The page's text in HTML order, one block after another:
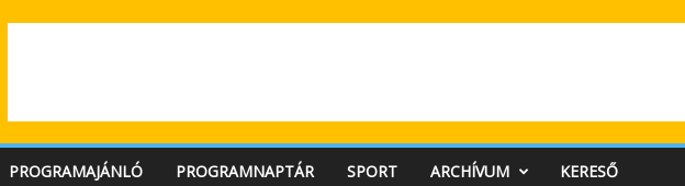
PROGRAMAJÁNLÓ PROGRAMNAPTÁR SPORT ARCHÍVUM KERESŐ